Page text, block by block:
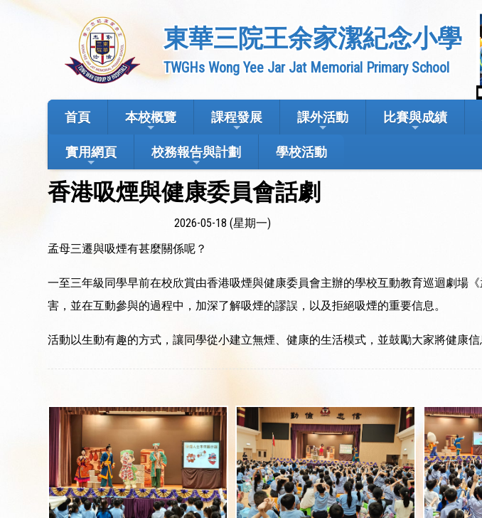
東華三院王余家潔紀念小學
TWGHs Wong Yee Jar Jat Memorial Primary School
首頁 本校概覽 課程發展 課外活動 比賽與成績
實用網頁 校務報告與計劃 學校活動
香港吸煙與健康委員會話劇
2026-05-18 (星期一)
孟母三遷與吸煙有甚麼關係呢？
一至三年級同學早前在校欣賞由香港吸煙與健康委員會主辦的學校互動教育巡迴劇場
害，並在互動參與的過程中，加深了解吸煙的謬誤，以及拒絕吸煙的重要信息。
活動以生動有趣的方式，讓同學從小建立無煙、健康的生活模式，並鼓勵大家將健康